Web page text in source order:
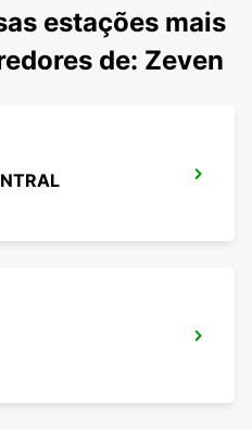
estações mais
de: Zeven